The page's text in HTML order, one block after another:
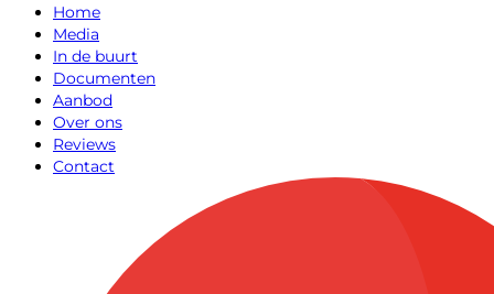
Home
Media
In de buurt
Documenten
Aanbod
Over ons
Reviews
Contact